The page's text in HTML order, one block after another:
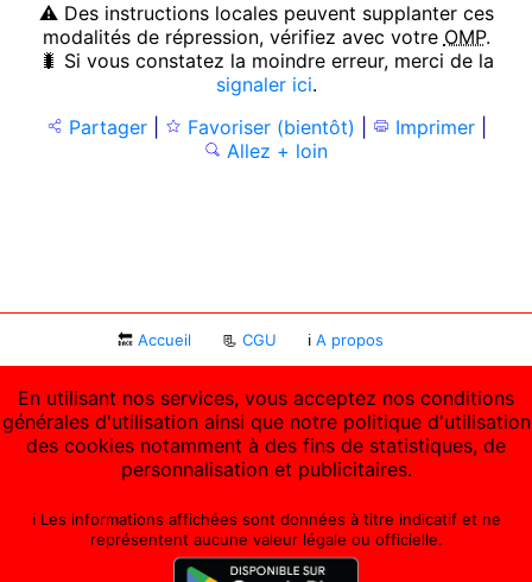
⚠ Des instructions locales peuvent supplanter ces
modalités de répression, vérifiez avec votre OMP.
🐛 Si vous constatez la moindre erreur, merci de la
signaler ici.
Partager| Favoriser (bientôt) Imprimer|
Allez + loin
🔙 Accueil 📃 CGU ℹ A propos
En utilisant nos services, vous acceptez nos conditions
générales d'utilisation ainsi que notre politique d'utilisation
des cookies notamment à des fins de statistiques, de
personnalisation et publicitaires.
ℹ️ Les informations affichées sont données à titre indicatif et ne
représentent aucune valeur légale ou officielle.